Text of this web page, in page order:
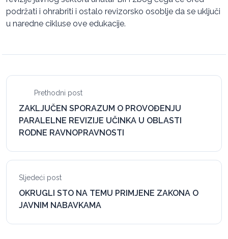
podržati i ohrabriti i ostalo revizorsko osoblje da se uključi
u naredne cikluse ove edukacije.
Prethodni post
ZAKLJUČEN SPORAZUM O PROVOĐENJU
PARALELNE REVIZIJE UČINKA U OBLASTI
RODNE RAVNOPRAVNOSTI
Sljedeći post
OKRUGLI STO NA TEMU PRIMJENE ZAKONA O
JAVNIM NABAVKAMA